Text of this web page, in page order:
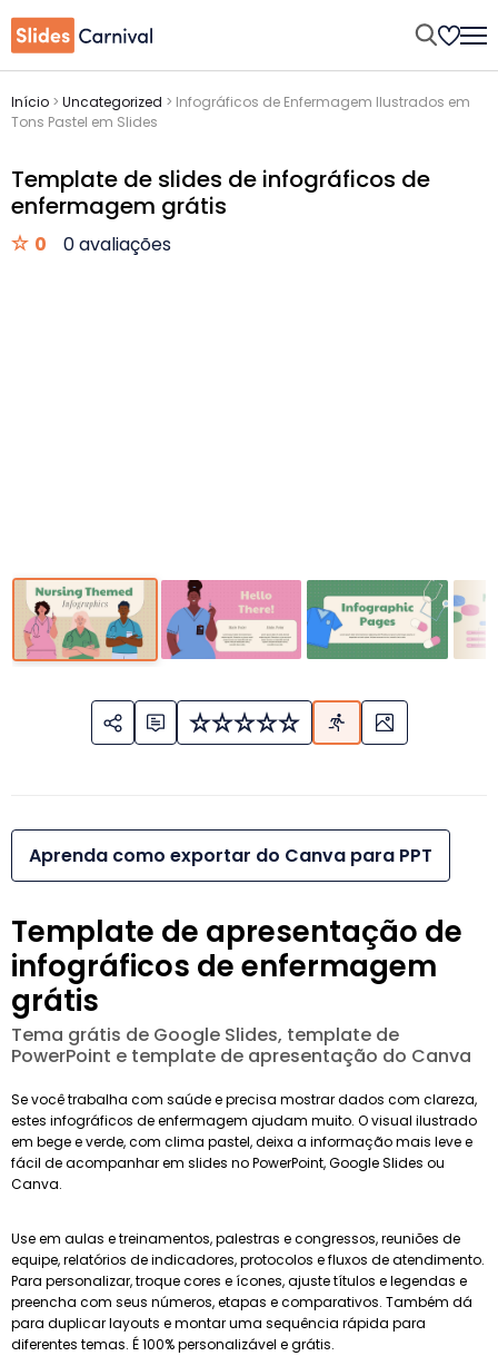
Início > Uncategorized > Infográficos de Enfermagem Ilustrados em
Tons Pastel em Slides
Template de slides de infográficos de
enfermagem grátis
0 0 avaliações
Aprenda como exportar do Canva para PPT
Template de apresentação de
infográficos de enfermagem
grátis
Tema grátis de Google Slides, template de
PowerPoint e template de apresentação do Canva
Se você trabalha com saúde e precisa mostrar dados com clareza,
estes infográficos de enfermagem ajudam muito. O visual ilustrado
em bege e verde, com clima pastel, deixa a informação mais leve e
fácil de acompanhar em slides no PowerPoint, Google Slides ou
Canva.
Use em aulas e treinamentos, palestras e congressos, reuniões de
equipe, relatórios de indicadores, protocolos e fluxos de atendimento.
Para personalizar, troque cores e ícones, ajuste títulos e legendas e
preencha com seus números, etapas e comparativos. Também dá
para duplicar layouts e montar uma sequência rápida para
diferentes temas. É 100% personalizável e grátis.